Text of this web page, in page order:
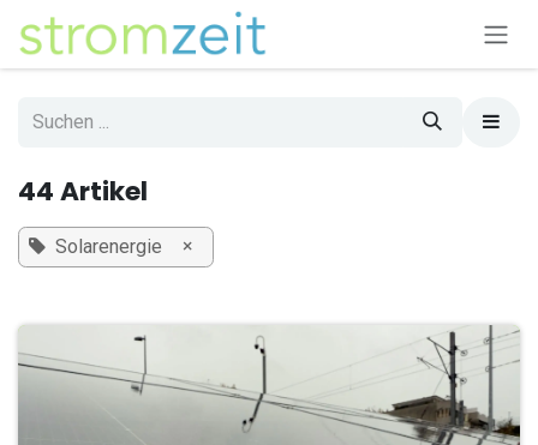
Zum Inhalt springen
44 Artikel
Solarenergie ×